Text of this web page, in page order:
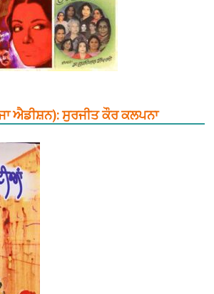
ਐਡੀਸ਼ਨ): ਸੁਰਜੀਤ ਕੌਰ ਕਲਪਨਾ